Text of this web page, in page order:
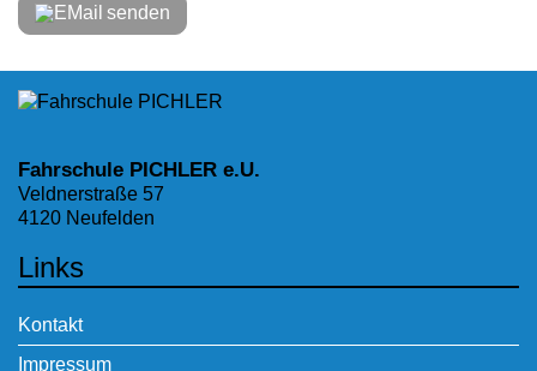
senden
Fahrschule PICHLER e.U.
Veldnerstraße 57
4120 Neufelden
Links
Kontakt
Impressum